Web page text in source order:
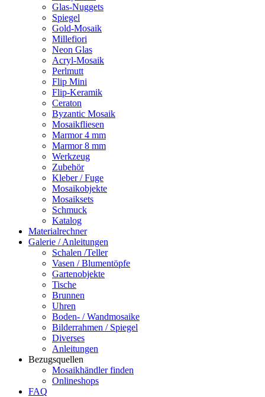
Glas-Nuggets
Spiegel
Gold-Mosaik
Millefiori
Neon Glas
Acryl-Mosaik
Perlmutt
Flip Mini
Flip-Keramik
Ceraton
Byzantic Mosaik
Mosaikfliesen
Marmor 4 mm
Marmor 8 mm
Werkzeug
Zubehör
Kleber / Fuge
Mosaikobjekte
Mosaiksets
Schmuck
Katalog
Materialrechner
Galerie / Anleitungen
Schalen /Teller
Vasen / Blumentöpfe
Gartenobjekte
Tische
Brunnen
Uhren
Boden- / Wandmosaike
Bilderrahmen / Spiegel
Diverses
Anleitungen
Bezugsquellen
Mosaikhändler finden
Onlineshops
FAQ